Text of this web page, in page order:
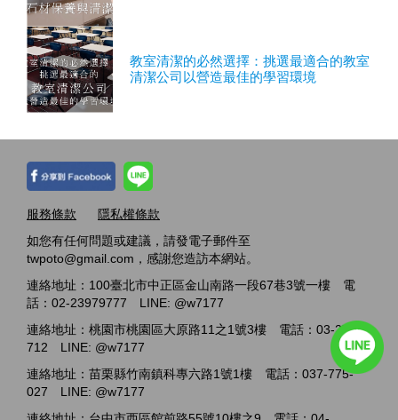
教室清潔的必然選擇：挑選最適合的教室
清潔公司以營造最佳的學習環境
服務條款
隱私權條款
如您有任何問題或建議，請發電子郵件至
twpoto@gmail.com，感謝您造訪本網站。
連絡地址：100臺北市中正區金山南路一段67巷3號一樓 電
話：02-23979777 LINE: @w7177
連絡地址：桃園市桃園區大原路11之1號3樓 電話：03-2717-
712 LINE: @w7177
連絡地址：苗栗縣竹南鎮科專六路1號1樓 電話：037-775-
027 LINE: @w7177